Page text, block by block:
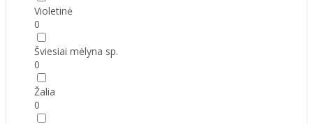
Violetinė
0
Šviesiai mėlyna sp.
0
Žalia
0